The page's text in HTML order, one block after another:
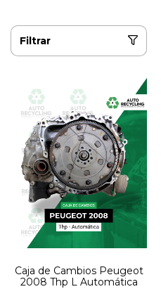
Filtrar
Caja de Cambios Peugeot
2008 Thp L Automática